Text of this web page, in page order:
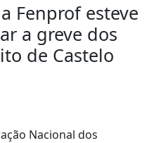
Fenprof esteve
a greve dos
de Castelo
Nacional dos